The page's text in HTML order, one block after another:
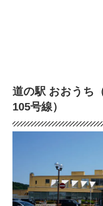
道の駅 おおうち
105号線）